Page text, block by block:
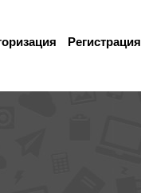
Регистрация